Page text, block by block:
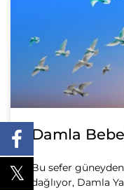
Damla
Bu sefer
dağlıyor, Damla